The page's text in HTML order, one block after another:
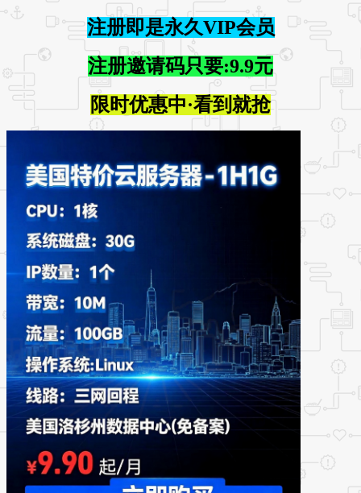
注册即是永久VIP会员
注册邀请码只要:9.9元
限时优惠中·看到就抢